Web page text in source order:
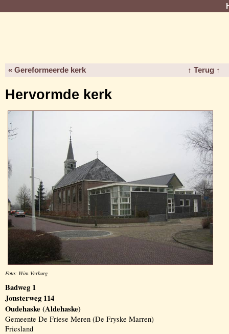
« Gereformeerde kerk ↑ Terug ↑
Hervormde kerk
Foto: Wim Verburg
Badweg 1
Jousterweg 114
Oudehaske (Aldehaske)
Gemeente De Friese Meren (De Fryske Marren)
Friesland